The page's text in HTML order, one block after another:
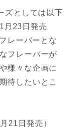
ズとしては以下
月23日発売
レーバーとな
フレーバーが
様々な企画に
待したいとこ
21日発売）